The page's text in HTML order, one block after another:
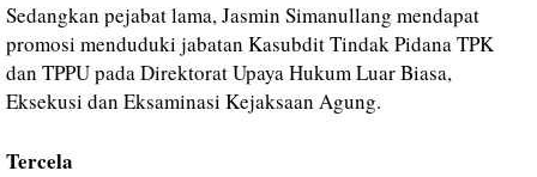
Sedangkan pejabat lama, Jasmin Simanullang mendapat
promosi menduduki jabatan Kasubdit Tindak Pidana TPK
dan TPPU pada Direktorat Upaya Hukum Luar Biasa,
Eksekusi dan Eksaminasi Kejaksaan Agung.
Tercela